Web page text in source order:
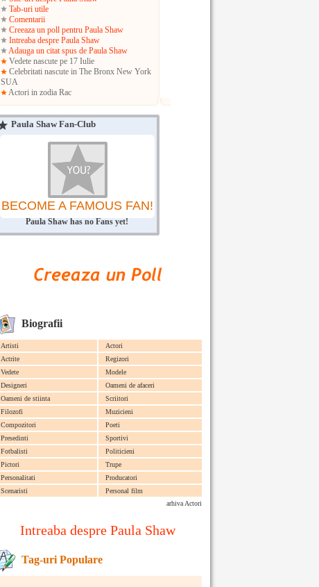
Tab-uri utile
Comentarii
Creeaza un poll pentru Paula Shaw
Intreaba despre Paula Shaw
Adauga un citat spus de Paula Shaw
Vedete nascute pe 17 Iulie
Celebritati nascute in The Bronx New York
SUA
Actori in zodia Rac
Paula Shaw Fan-Club
BECOME A FAMOUS FAN!
Paula Shaw has no Fans yet!
Biografii
Artisti
Actori
Actrite
Regizori
Vedete
Modele
Designeri
Oameni de afaceri
Oameni de stiinta
Scriitori
Filozofi
Muzicieni
Compozitori
Poeti
Presedinti
Sportivi
Fotbalisti
Politicieni
Pictori
Trupe
Personalitati
Producatori
Scenaristi
Personal film
arhiva Actori
Intreaba despre Paula Shaw
Tag-uri Populare